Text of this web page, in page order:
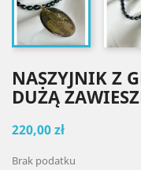
NASZYJNIK Z
DUŻĄ
220,00 zł
Brak podatku